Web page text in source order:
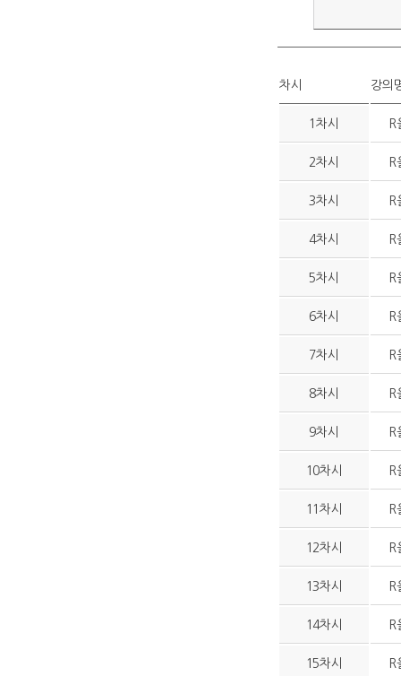
차시 강의
1차시
2차시
3차시
4차시
5차시
6차시
7차시
8차시
9차시
10차시
11차시
12차시
13차시
14차시
15차시